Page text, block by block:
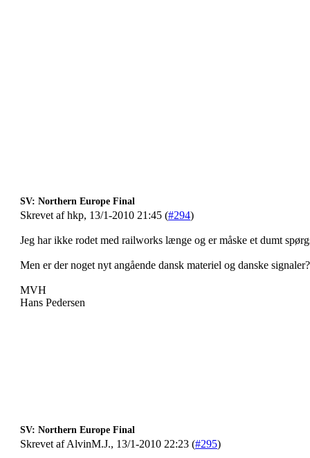
SV: Northern Europe Final
Skrevet af hkp, 13/1-2010 21:45 (#294)
Jeg har ikke rodet med railworks længe og er måske et dumt
Men er der noget nyt angående dansk materiel og danske signaler?
MVH
Hans Pedersen
SV: Northern Europe Final
Skrevet af AlvinM.J., 13/1-2010 22:23 (#295)